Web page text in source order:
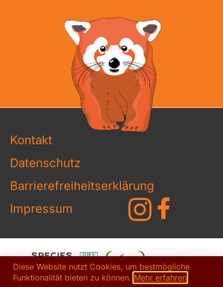
Kontakt
Datenschutz
Barrierefreiheitserklärung
Impressum
Diese Website nutzt Cookies, um bestmögliche
Funktionalität bieten zu können. Mehr erfahren